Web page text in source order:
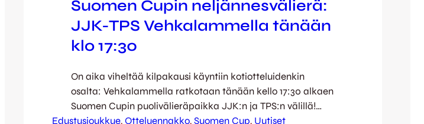
Suomen Cupin neljännesvälierä:
JJK-TPS Vehkalammella tänään
klo 17:30
On aika viheltää kilpakausi käyntiin kotiotteluidenkin
osalta: Vehkalammella ratkotaan tänään kello 17:30 alkaen
Suomen Cupin puolivälieräpaikka JJK:n ja TPS:n välillä!
Cup-taivalta Kettupaidoilla on takanaan jo kolmen
Edustusjoukkue, Otteluennakko, Suomen Cup, Uutiset